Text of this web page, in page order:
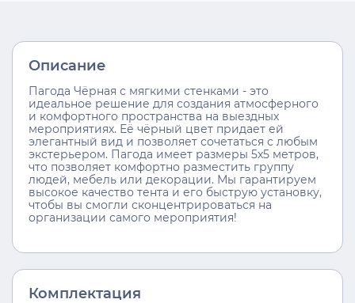
Описание
Пагода Чёрная с мягкими стенками - это
идеальное решение для создания атмосферного
и комфортного пространства на выездных
мероприятиях. Её чёрный цвет придает ей
элегантный вид и позволяет сочетаться с любым
экстерьером. Пагода имеет размеры 5x5 метров,
что позволяет комфортно разместить группу
людей, мебель или декорации. Мы гарантируем
высокое качество тента и его быструю установку,
чтобы вы смогли сконцентрироваться на
организации самого мероприятия!
Комплектация